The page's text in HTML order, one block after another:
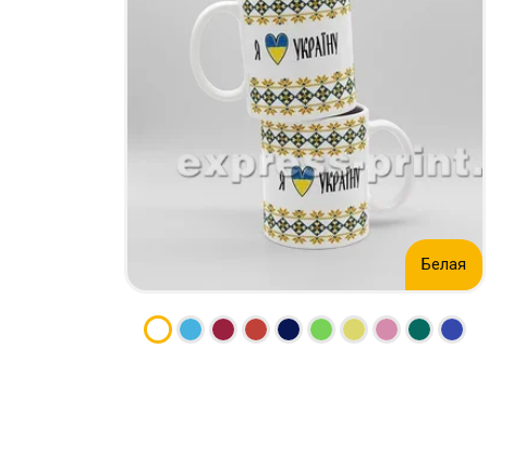
ШИРОКОФОРМАТНАЯ
КАЛЕНДАРИ
КОНВЕРТЫ
ЛИСТОВКИ / ФЛАЕРЫ
НАКЛЕЙКИ / СТИКЕРЫ
ПАПКИ
ПЛАСТИКОВЫЕ КАРТЫ
СЕРТИФИКАТЫ
ХЕНГЕРЫ
Белая